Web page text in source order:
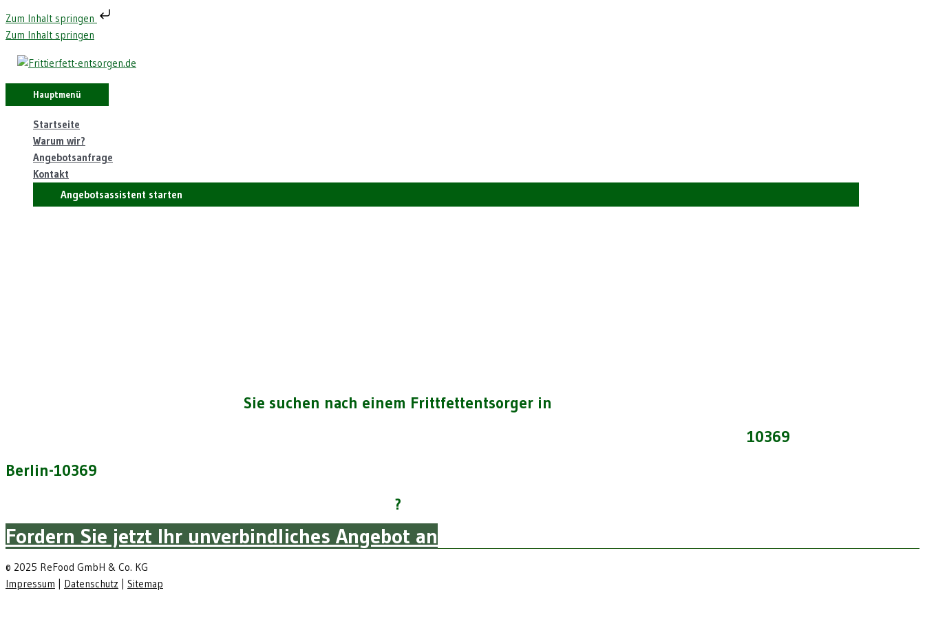
Zum Inhalt springen
Zum Inhalt springen
Hauptmenü
Startseite
Warum wir?
Angebotsanfrage
Kontakt
Angebotsassistent starten
Sie suchen nach einem Frittfettentsorger in
10369
Berlin-10369
?
Fordern Sie jetzt Ihr unverbindliches Angebot an
© 2025 ReFood GmbH & Co. KG
Impressum | Datenschutz | Sitemap